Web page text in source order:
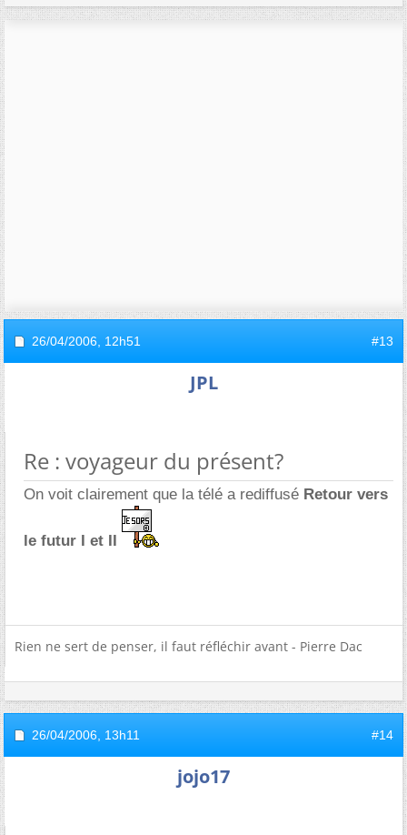
26/04/2006, 12h51 #13
JPL
Re : voyageur du présent?
On voit clairement que la télé a rediffusé Retour vers
le futur I et II
Rien ne sert de penser, il faut réfléchir avant - Pierre Dac
26/04/2006, 13h11 #14
jojo17